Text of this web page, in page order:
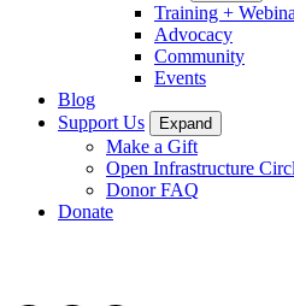
Training +
Advocacy
Community
Events
Blog
Support Us
Expand
Make a Gift
Open Infrastructure
Donor FAQ
Donate